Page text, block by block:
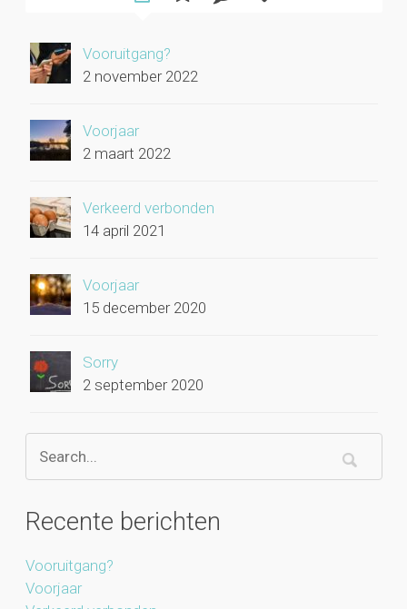
Vooruitgang?
2 november 2022
Voorjaar
2 maart 2022
Verkeerd verbonden
14 april 2021
Voorjaar
15 december 2020
Sorry
2 september 2020
Recente berichten
Vooruitgang?
Voorjaar